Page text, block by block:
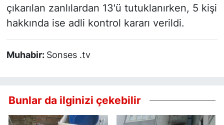
çıkarılan zanlılardan 13'ü tutuklanırken, 5 kişi
hakkında ise adli kontrol kararı verildi.
Muhabir: Sonses .tv
Bunlar da ilginizi çekebilir